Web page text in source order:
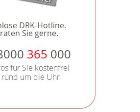
DRK-Hotline.
Sie gerne.
365 000
für Sie kostenfrei
rund um die Uhr